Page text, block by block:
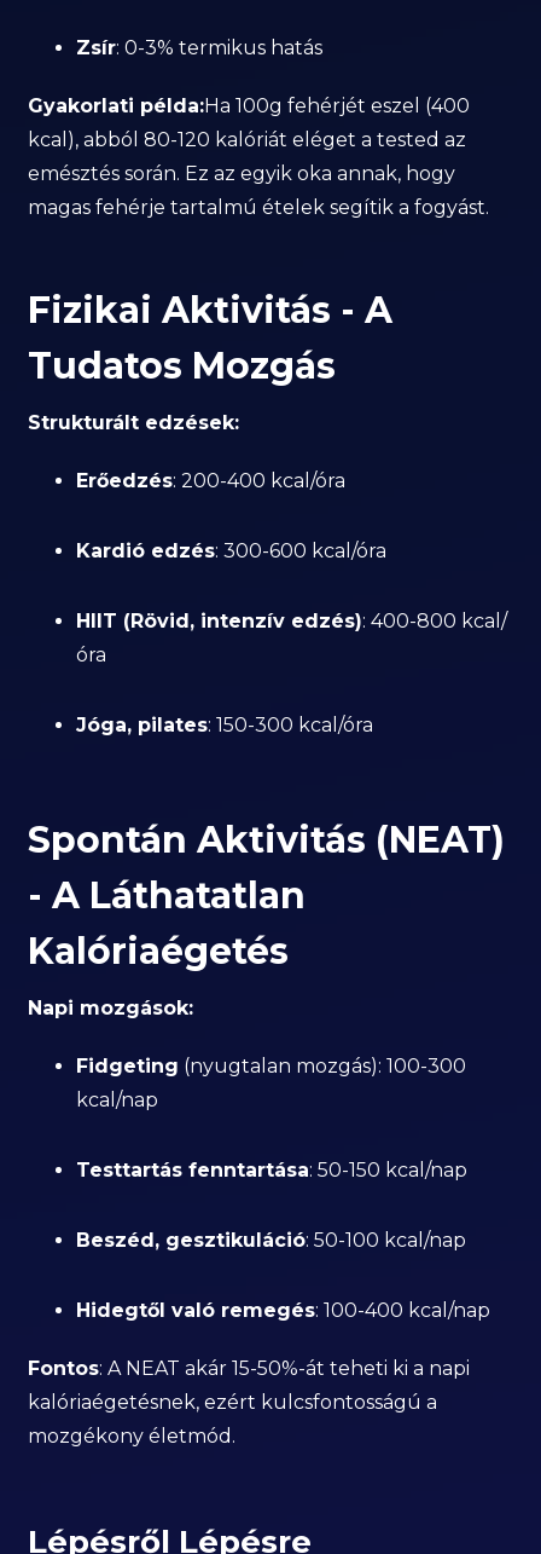
Zsír: 0-3% termikus hatás
Gyakorlati példa:Ha 100g fehérjét eszel (400
kcal), abból 80-120 kalóriát eléget a tested az
emésztés során. Ez az egyik oka annak, hogy
magas fehérje tartalmú ételek segítik a fogyást.
Fizikai Aktivitás - A
Tudatos Mozgás
Strukturált edzések:
Erőedzés: 200-400 kcal/óra
Kardió edzés: 300-600 kcal/óra
HIIT (Rövid, intenzív edzés): 400-800 kcal/
óra
Jóga, pilates: 150-300 kcal/óra
Spontán Aktivitás (NEAT)
- A Láthatatlan
Kalóriaégetés
Napi mozgások:
Fidgeting (nyugtalan mozgás): 100-300
kcal/nap
Testtartás fenntartása: 50-150 kcal/nap
Beszéd, gesztikuláció: 50-100 kcal/nap
Hidegtől való remegés: 100-400 kcal/nap
Fontos: A NEAT akár 15-50%-át teheti ki a napi
kalóriaégetésnek, ezért kulcsfontosságú a
mozgékony életmód.
Lépésről Lépésre